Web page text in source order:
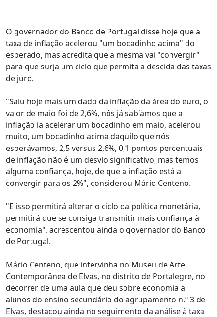
O governador do Banco de Portugal disse hoje que a
taxa de inflação acelerou "um bocadinho acima" do
esperado, mas acredita que a mesma vai "convergir"
para que surja um ciclo que permita a descida das taxas
de juro.
"Saiu hoje mais um dado da inflação da área do euro, o
valor de maio foi de 2,6%, nós já sabíamos que a
inflação ia acelerar um bocadinho em maio, acelerou
muito, um bocadinho acima daquilo que nós
esperávamos, 2,5 versus 2,6%, 0,1 pontos percentuais
de inflação não é um desvio significativo, mas temos
alguma confiança, hoje, de que a inflação está a
convergir para os 2%", considerou Mário Centeno.
"E isso permitirá alterar o ciclo da política monetária,
permitirá que se consiga transmitir mais confiança à
economia", acrescentou ainda o governador do Banco
de Portugal.
Mário Centeno, que intervinha no Museu de Arte
Contemporânea de Elvas, no distrito de Portalegre, no
decorrer de uma aula que deu sobre economia a
alunos do ensino secundário do agrupamento n.º 3 de
Elvas, destacou ainda no seguimento da análise à taxa